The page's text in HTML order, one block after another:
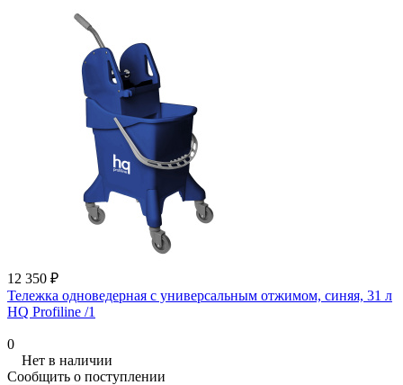
12 350 ₽
Тележка одноведерная с универсальным отжимом, синяя, 31 л
HQ Profiline /1
0
Нет в наличии
Сообщить о поступлении